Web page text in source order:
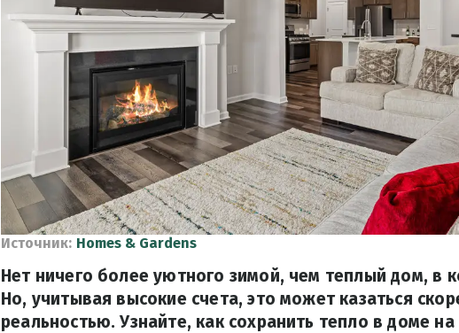
Источник: Homes & Gardens
Нет ничего более уютного зимой, чем теплый дом, в
Но, учитывая высокие счета, это может казаться
реальностью. Узнайте, как сохранить тепло в доме